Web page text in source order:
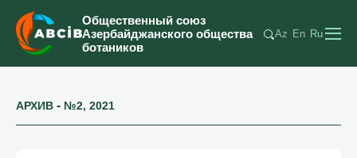
Общественный союз
Азербайджанского общества
ботаников
Az En Ru
АРХИВ - №2, 2021